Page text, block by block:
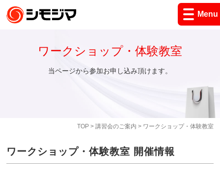
Menu
TOP> 講習会のご案内 > ワークショップ・体験教室
ワークショップ・体験教室
当ページから参加お申し込み頂けます。
ワークショップ・体験教室 開催情報